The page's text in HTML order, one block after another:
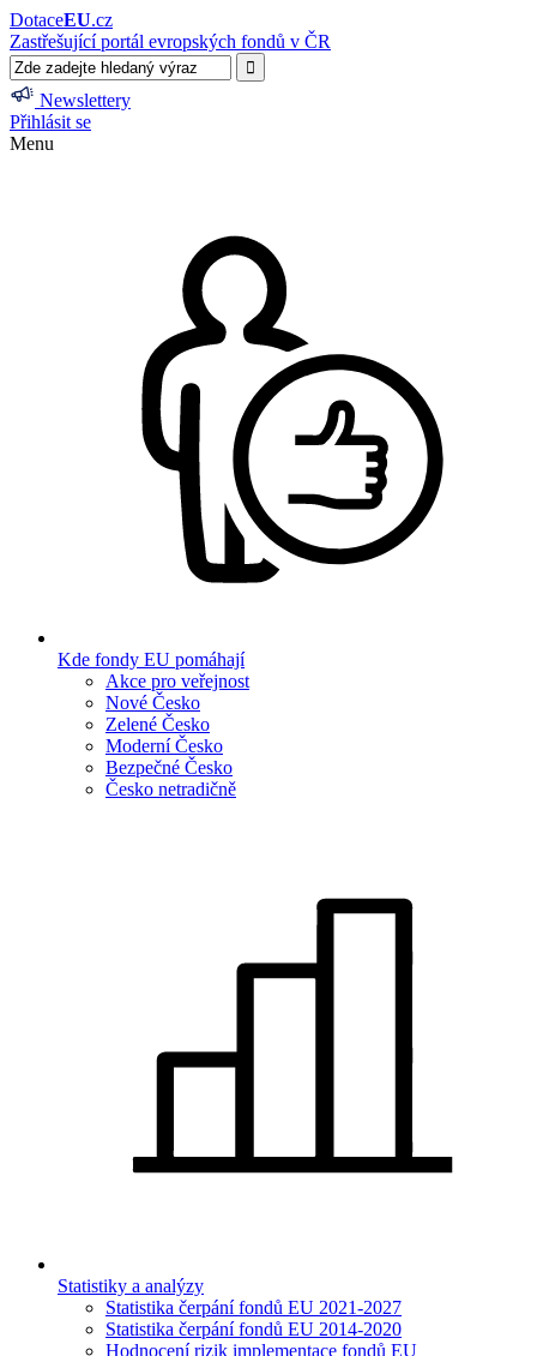
DotaceEU.cz
Zastřešující portál evropských fondů v ČR
Newslettery
Přihlásit se
Menu
Kde fondy EU pomáhají
Akce pro veřejnost
Nové Česko
Zelené Česko
Moderní Česko
Bezpečné Česko
Česko netradičně
Statistiky a analýzy
Statistika čerpání fondů EU 2021-2027
Statistika čerpání fondů EU 2014-2020
Hodnocení rizik implementace fondů EU